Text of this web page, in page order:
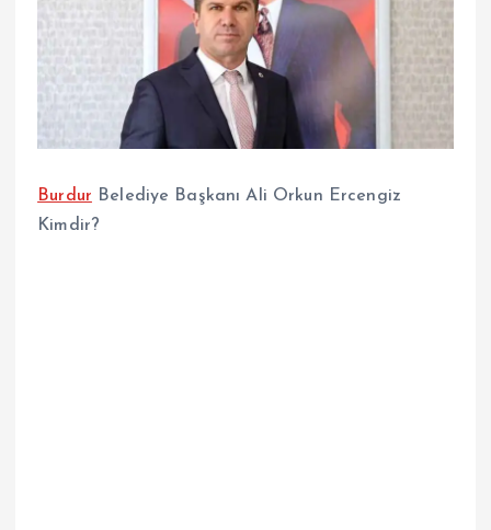
Burdur Belediye Başkanı Ali Orkun Ercengiz
Kimdir?